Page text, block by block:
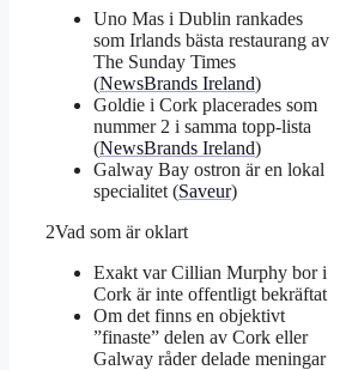
Uno Mas i Dublin rankades
som Irlands bästa restaurang av
The Sunday Times
(NewsBrands Ireland)
Goldie i Cork placerades som
nummer 2 i samma topp-lista
(NewsBrands Ireland)
Galway Bay ostron är en lokal
specialitet (Saveur)
2Vad som är oklart
Exakt var Cillian Murphy bor i
Cork är inte offentligt bekräftat
Om det finns en objektivt
”finaste” delen av Cork eller
Galway råder delade meningar